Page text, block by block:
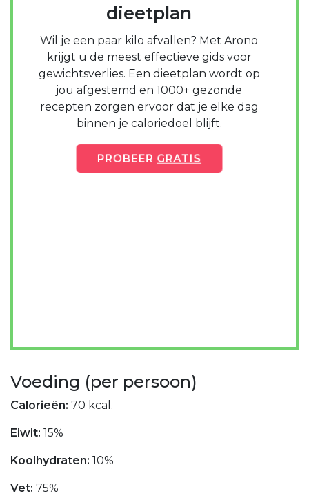
dieetplan
Wil je een paar kilo afvallen? Met Arono
krijgt u de meest effectieve gids voor
gewichtsverlies. Een dieetplan wordt op
jou afgestemd en 1000+ gezonde
recepten zorgen ervoor dat je elke dag
binnen je caloriedoel blijft.
PROBEER GRATIS
Voeding (per persoon)
Calorieën: 70 kcal.
Eiwit: 15%
Koolhydraten: 10%
Vet: 75%